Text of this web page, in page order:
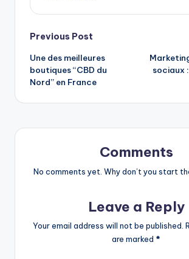
Post
navigation
Previous Post
Une des meilleures
boutiques “CBD du
Nord” en France
sociaux
Comments
No comments yet. Why don’t you start
Leave a Reply
Your email address will not be published.
are marked *